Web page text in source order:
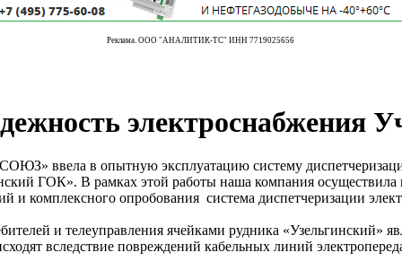
Реклама. ООО "АНАЛИТИК-ТС" ИНН 7719025656
электроснабжения
ввела в опытную эксплуатацию систему
ГОК». В рамках этой работы наша компания
и комплексного опробования система диспетчеризации
и телеуправления ячейками рудника «Узельгинский»
вследствие повреждений кабельных линий